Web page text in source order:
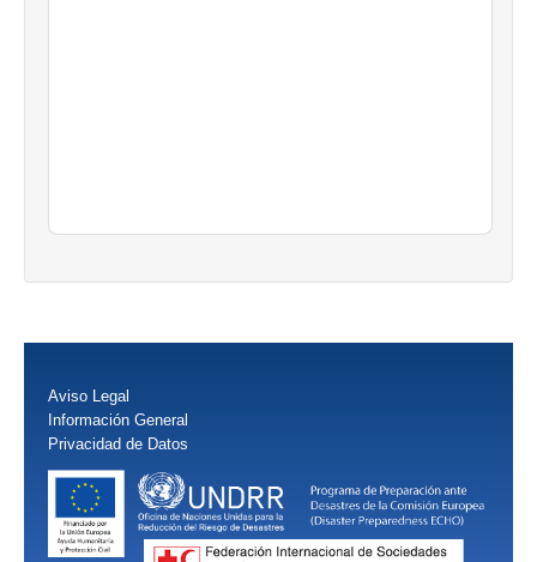
Aviso Legal
Información General
Privacidad de Datos